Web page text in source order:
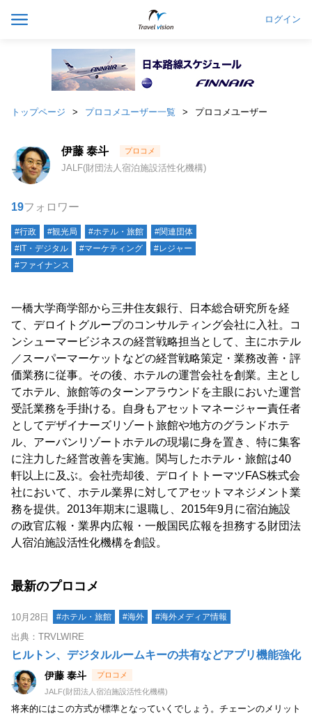
ログイン
トップページ プロコメユーザー一覧 プロコメユーザー
伊藤 泰斗
JALF(財団法人宿泊施設活性化機構)
19フォロワー
#行政 #観光局 #ホテル・旅館
#関連団体
#IT・デジタル
#マーケティング
#レジャー
#ファイナンス
一橋大学商学部から三井住友銀行、日本総合研究所を経
て、デロイトグループのコンサルティング会社に入社。コ
ンシューマービジネスの経営戦略担当として、主にホテル
／スーパーマーケットなどの経営戦略策定・業務改善・評
価業務に従事。その後、ホテルの運営会社を創業。主とし
てホテル、旅館等のターンアラウンドを主眼においた運営
受託業務を手掛ける。自身もアセットマネージャー責任者
としてデザイナーズリゾート旅館や地方のグランドホテ
ル、アーバンリゾートホテルの現場に身を置き、特に集客
に注力した経営改善を実施。関与したホテル・旅館は40
軒以上に及ぶ。会社売却後、デロイトトーマツFAS株式会
社において、ホテル業界に対してアセットマネジメント業
務を提供。2013年期末に退職し、2015年9月に宿泊施設
の政官広報・業界内広報・一般国民広報を担務する財団法
人宿泊施設活性化機構を創設。
最新のプロコメ
10月28日 #ホテル・旅館 #海外 #海外メディア情報
出典：TRVLWIRE
ヒルトン、デジタルルームキーの共有などアプリ機能強化
伊藤 泰斗
JALF(財団法人宿泊施設活性化機構)
将来的にはこの方式が標準となっていくでしょう。チェーンのメリット